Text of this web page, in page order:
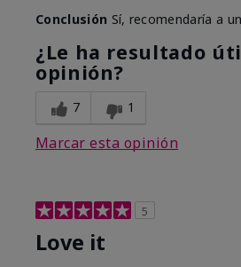
Conclusión Sí, recomendaría a
¿Le ha resultado
opinión?
7 1
Marcar esta opinión
5
Love it